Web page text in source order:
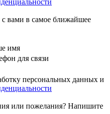
вами в самое ближайшее
имя
для связи
персональных данных и
или пожелания? Напишите